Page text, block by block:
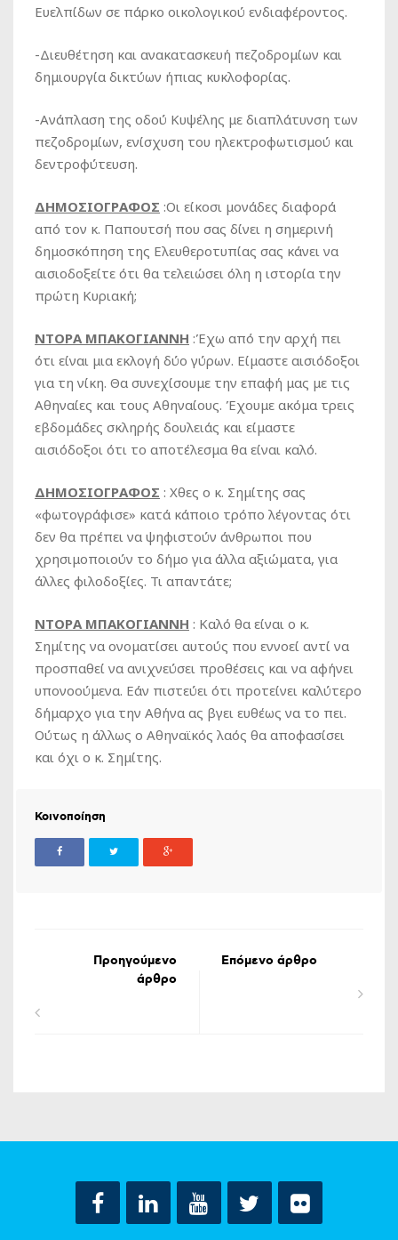
Ευελπίδων σε πάρκο οικολογικού ενδιαφέροντος.
-Διευθέτηση και ανακατασκευή πεζοδρομίων και
δημιουργία δικτύων ήπιας κυκλοφορίας.
-Ανάπλαση της οδού Κυψέλης με διαπλάτυνση των
πεζοδρομίων, ενίσχυση του ηλεκτροφωτισμού και
δεντροφύτευση.
ΔΗΜΟΣΙΟΓΡΑΦΟΣ :Οι είκοσι μονάδες διαφορά
από τον κ. Παπουτσή που σας δίνει η σημερινή
δημοσκόπηση της Ελευθεροτυπίας σας κάνει να
αισιοδοξείτε ότι θα τελειώσει όλη η ιστορία την
πρώτη Κυριακή;
ΝΤΟΡΑ ΜΠΑΚΟΓΙΑΝΝΗ :Έχω από την αρχή πει
ότι είναι μια εκλογή δύο γύρων. Είμαστε αισιόδοξοι
για τη νίκη. Θα συνεχίσουμε την επαφή μας με τις
Αθηναίες και τους Αθηναίους. Έχουμε ακόμα τρεις
εβδομάδες σκληρής δουλειάς και είμαστε
αισιόδοξοι ότι το αποτέλεσμα θα είναι καλό.
ΔΗΜΟΣΙΟΓΡΑΦΟΣ : Χθες ο κ. Σημίτης σας
«φωτογράφισε» κατά κάποιο τρόπο λέγοντας ότι
δεν θα πρέπει να ψηφιστούν άνθρωποι που
χρησιμοποιούν το δήμο για άλλα αξιώματα, για
άλλες φιλοδοξίες. Τι απαντάτε;
ΝΤΟΡΑ ΜΠΑΚΟΓΙΑΝΝΗ : Καλό θα είναι ο κ.
Σημίτης να ονοματίσει αυτούς που εννοεί αντί να
προσπαθεί να ανιχνεύσει προθέσεις και να αφήνει
υπονοούμενα. Εάν πιστεύει ότι προτείνει καλύτερο
δήμαρχο για την Αθήνα ας βγει ευθέως να το πει.
Ούτως η άλλως ο Αθηναϊκός λαός θα αποφασίσει
και όχι ο κ. Σημίτης.
Κοινοποίηση
Προηγούμενο
άρθρο
Επόμενο άρθρο